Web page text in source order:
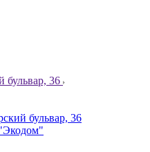
бульвар, 36
бульвар, 36